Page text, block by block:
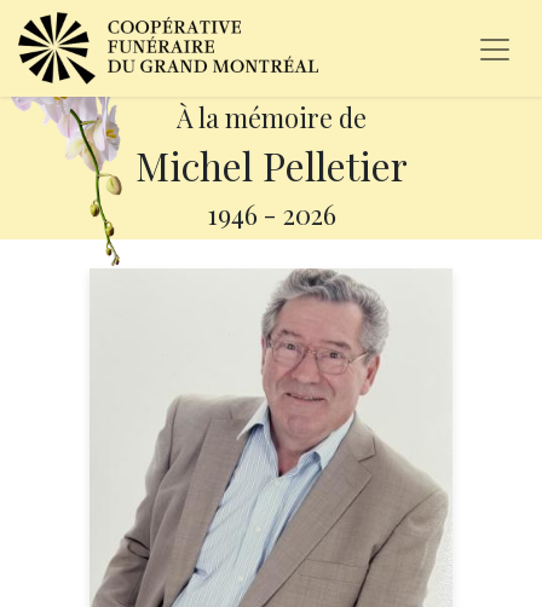
À la mémoire de
Michel Pelletier
1946 - 2026